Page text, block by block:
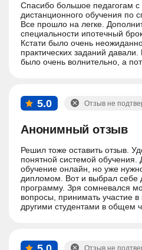
Спасибо большое педагогам
дистанционного обучения по
Все прошло на легке.
специальности ипотечный
Кстати было очень
практических заданий
было очень волнительно, а
5.0
Анонимный отзыв
Отзыв не
Решил тоже оставить отзыв.
понятной системой
обучение онлайн, но уже
дипломом. Вот и выбрал себе
программу. Зря сомневался
вопросы, принимать участие
другими студентами в общем
Отзыв не